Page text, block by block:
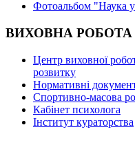
Фотоальбом "Наука
ВИХОВНА РОБОТА
Центр виховної
розвитку
Нормативні
Спортивно-масова
Кабінет психолога
Інститут кураторства